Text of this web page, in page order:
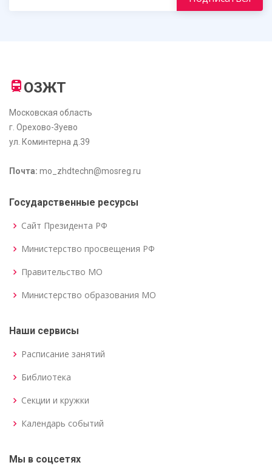
ОЗЖТ
Московская область
г. Орехово-Зуево
ул. Коминтерна д.39
Почта: mo_zhdtechn@mosreg.ru
Государственные ресурсы
Сайт Президента РФ
Министерство просвещения РФ
Правительство МО
Министерство образования МО
Наши сервисы
Расписание занятий
Библиотека
Секции и кружки
Календарь событий
Мы в соцсетях